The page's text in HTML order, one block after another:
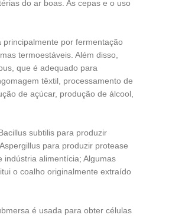
do ar boas. As cepas e o uso
por fermentação
termoestáveis. Além disso,
que é adequado para
têxtil, processamento de
de açúcar, produção de álcool,
subtilis para produzir
para produzir protease
indústria alimentícia; Algumas
o coalho originalmente extraído
é usada para obter células